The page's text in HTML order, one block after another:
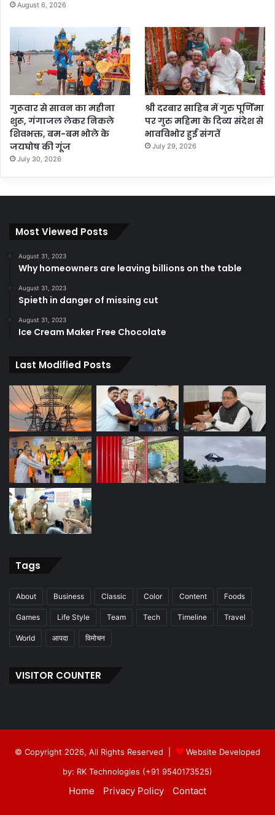
August 6, 2026
गुरूवार से सावन का महीना
शुरू, गंगाजल लेकर निकले
शिवभक्त, बम-बम भोले के
जयघोष की गूंज
July 30, 2026
श्री दरबार साहिब में गुरु पूर्णिमा
पर गुरु महिमा के दिव्य संदेश से
भावविभोर हुई संगतें
July 29, 2026
Most Viewed Posts
August 31, 2023
Why homeowners are leaving billions on the table
August 31, 2023
Spieth in danger of missing cut
August 31, 2023
Ice Cream Maker Free Chocolate
Last Modified Posts
Tags
About Business Classic Color Content Foods
Games Life Style Team Tech Timeline Travel
World आपदा विमोचन
VISITOR COUNTER
© Copyright 2026, All Rights Reserved |
Website Developed
by: RK Technologies (+91 9540173525)
Home Privacy Policy Contact